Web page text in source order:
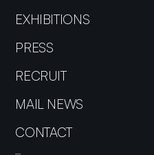
EXHIBITIONS
PRESS
RECRUIT
MAIL NEWS
CONTACT